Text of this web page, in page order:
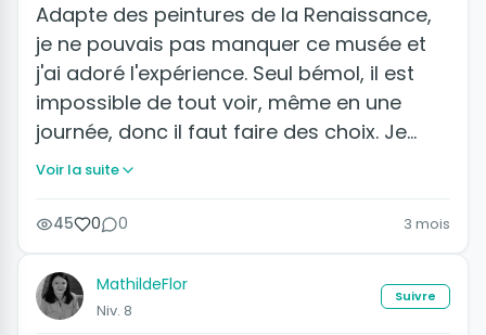
Adapte des peintures de la Renaissance,
je ne pouvais pas manquer ce musée et
j'ai adoré l'expérience. Seul bémol, il est
impossible de tout voir, même en une
journée, donc il faut faire des choix. Je…
Voir la suite
45 0 0 3 mois
MathildeFlor
Niv. 8
Suivre